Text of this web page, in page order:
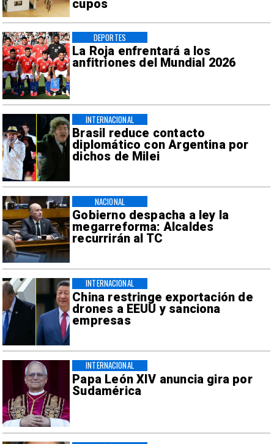
cupos
La Roja enfrentará a los
anfitriones del Mundial 2026
DEPORTES
Brasil reduce contacto
diplomático con Argentina por
dichos de Milei
INTERNACIONAL
Gobierno despacha a ley la
megarreforma: Alcaldes
recurrirán al TC
NACIONAL
China restringe exportación de
drones a EEUU y sanciona
empresas
INTERNACIONAL
Papa León XIV anuncia gira por
Sudamérica
INTERNACIONAL